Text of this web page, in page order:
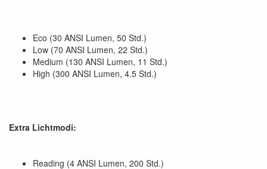
Eco (30 ANSI Lumen, 50 Std.)
Low (70 ANSI Lumen, 22 Std.)
Medium (130 ANSI Lumen, 11 Std.)
High (300 ANSI Lumen, 4.5 Std.)
Extra Lichtmodi:
Reading (4 ANSI Lumen, 200 Std.)